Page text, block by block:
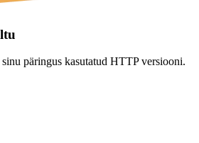
päringus kasutatud HTTP versiooni.